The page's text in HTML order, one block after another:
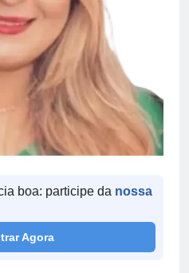
boa: participe da nossa
Agora